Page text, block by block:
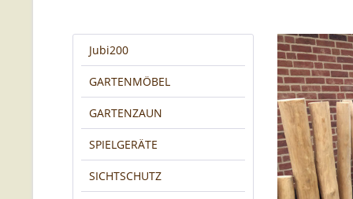
Jubi200
GARTENMÖBEL
GARTENZAUN
SPIELGERÄTE
SICHTSCHUTZ